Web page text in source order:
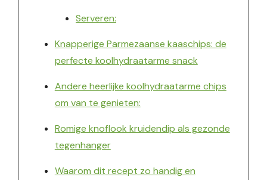
Serveren:
Knapperige Parmezaanse kaaschips: de
perfecte koolhydraatarme snack
Andere heerlijke koolhydraatarme chips
om van te genieten:
Romige knoflook kruidendip als gezonde
tegenhanger
Waarom dit recept zo handig en